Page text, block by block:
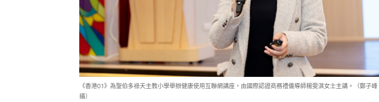
《香港01》為聖伯多祿天主教小學舉辦健康使用互聯網講座，由國際認證商務禮儀導師楊雯淇女士主講。（鄭子峰
攝）